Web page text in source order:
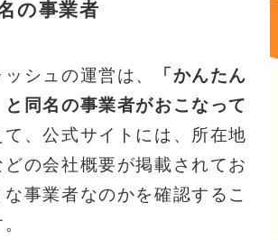
の事業者
シュの運営は、
「かんたん
同名の事業者がおこなって
て、公式サイトには、所在地
の会社概要が掲載されてお
な事業者なのかを確認するこ